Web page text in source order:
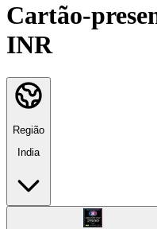
Cartão-
INR
Região
India